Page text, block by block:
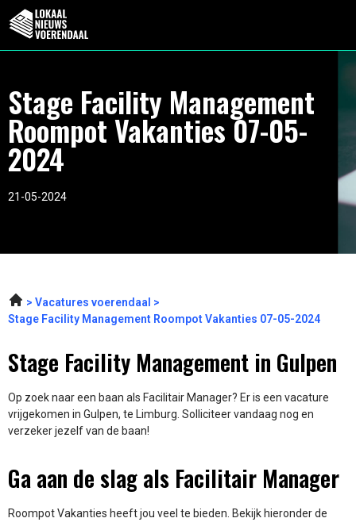
Stage Facility Management
Roompot Vakanties 07-05-
2024
21-05-2024
Vacatures voerendaal
Stage Facility Management Roompot Vakanties 07-05-2024
Stage Facility Management in Gulpen
Op zoek naar een baan als Facilitair Manager? Er is een vacature
vrijgekomen in Gulpen, te Limburg. Solliciteer vandaag nog en
verzeker jezelf van de baan!
Ga aan de slag als Facilitair Manager
Roompot Vakanties heeft jou veel te bieden. Bekijk hieronder de